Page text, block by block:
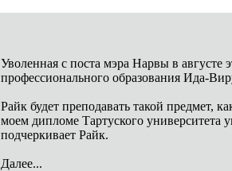
Уволенная с поста мэра Нарвы в августе
профессионального образования Ида-
Райк будет преподавать такой предмет,
моем дипломе Тартуского университета
подчеркивает Райк.
Далее...